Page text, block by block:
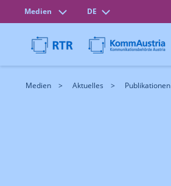
Medien DE
Medien Aktuelles Publikationen